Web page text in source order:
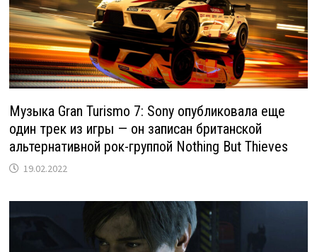
Музыка Gran Turismo 7: Sony опубликовала еще
один трек из игры — он записан британской
альтернативной рок-группой Nothing But Thieves
19.02.2022